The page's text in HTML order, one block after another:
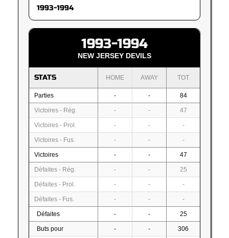
1993-1994
NEW JERSEY DEVILS
STATS HOME AWAY TOT
Parties - - 84
Victoires - Rég. - - 47
Victoires - Prol. - - -
Victoires - Fus. - - -
Victoires - - 47
Défaites - Rég. - - 25
Défaites - Prol. - - -
Défaites - Fus. - - -
Défaites - - 25
Buts pour - - 306